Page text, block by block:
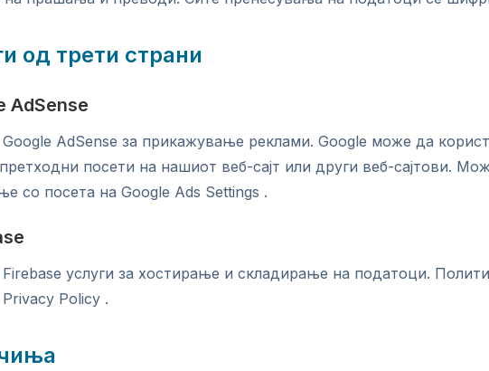
од трети страни
AdSense
AdSense за прикажување реклами. Google може да
посети на нашиот веб-сајт или други веб-сајтови.
со посета на Google Ads Settings .
услуги за хостирање и складирање на податоци.
Policy .